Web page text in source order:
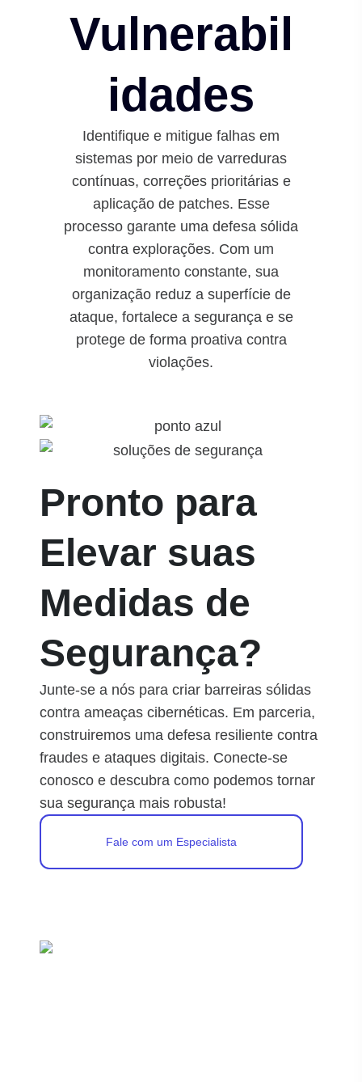
Vulnerabil
idades
Identifique e mitigue falhas em
sistemas por meio de varreduras
contínuas, correções prioritárias e
aplicação de patches. Esse
processo garante uma defesa sólida
contra explorações. Com um
monitoramento constante, sua
organização reduz a superfície de
ataque, fortalece a segurança e se
protege de forma proativa contra
violações.
Pronto para
Elevar suas
Medidas de
Segurança?
Junte-se a nós para criar barreiras sólidas
contra ameaças cibernéticas. Em parceria,
construiremos uma defesa resiliente contra
fraudes e ataques digitais. Conecte-se
conosco e descubra como podemos tornar
sua segurança mais robusta!
Fale com um Especialista